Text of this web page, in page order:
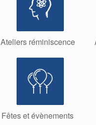
Ateliers réminiscence
Fêtes et évènements